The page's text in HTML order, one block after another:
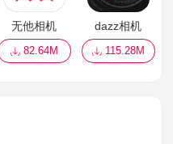
无他相机
82.64M
dazz相机
115.28M